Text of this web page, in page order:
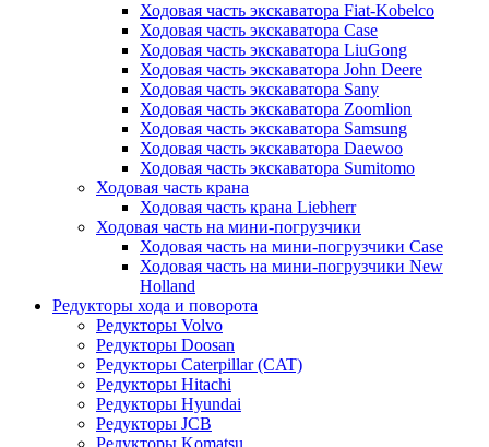
Ходовая часть экскаватора Fiat-Kobelco
Ходовая часть экскаватора Case
Ходовая часть экскаватора LiuGong
Ходовая часть экскаватора John Deere
Ходовая часть экскаватора Sany
Ходовая часть экскаватора Zoomlion
Ходовая часть экскаватора Samsung
Ходовая часть экскаватора Daewoo
Ходовая часть экскаватора Sumitomo
Ходовая часть крана
Ходовая часть крана Liebherr
Ходовая часть на мини-погрузчики
Ходовая часть на мини-погрузчики Case
Ходовая часть на мини-погрузчики New
Holland
Редукторы хода и поворота
Редукторы Volvo
Редукторы Doosan
Редукторы Caterpillar (CAT)
Редукторы Hitachi
Редукторы Hyundai
Редукторы JCB
Редукторы Komatsu